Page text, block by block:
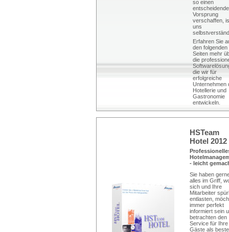
so einen
Vorsprung
verschaffen,
uns
Erfahren Sie
den folgenden
Seiten mehr
die
die wir für
erfolgreiche
Unternehmen
Hotellerie und
Gastronomie
entwickeln.
HSTeam
Hotel 2012
- leicht
Sie haben
alles im Griff,
sich und Ihre
Mitarbeiter
entlasten,
immer perfekt
informiert sein
betrachten den
Service für Ihre
Gäste als beste